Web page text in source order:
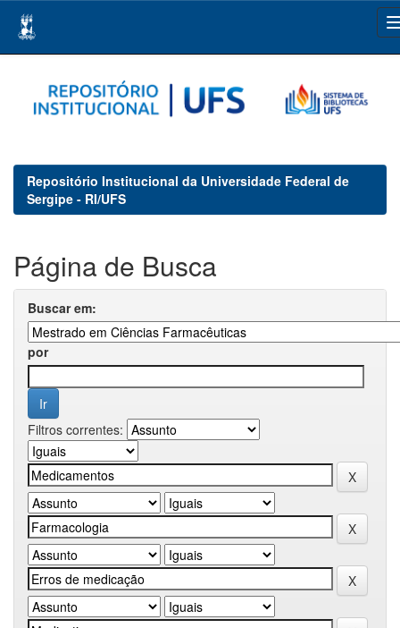
navigation
Repositório Institucional da Universidade Federal de
Sergipe - RI/UFS
Página de Busca
Buscar em:
por
Filtros correntes: